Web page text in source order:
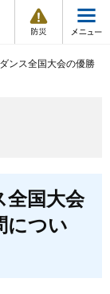
情
メ
ュ
ンス全国大会の優勝
全国大会
につい